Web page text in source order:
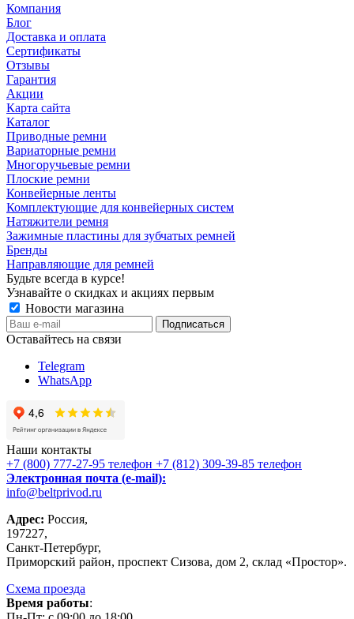
Компания
Блог
Доставка и оплата
Сертификаты
Отзывы
Гарантия
Акции
Карта сайта
Каталог
Приводные ремни
Вариаторные ремни
Многоручьевые ремни
Плоские ремни
Конвейерные ленты
Комплектующие для конвейерных систем
Натяжители ремня
Зажимные пластины для зубчатых ремней
Бренды
Направляющие для ремней
Будьте всегда в курсе!
Узнавайте о скидках и акциях первым
Новости магазина
Оставайтесь на связи
Telegram
WhatsApp
Наши контакты
+7 (800) 777-27-95 телефон +7 (812) 309-39-85 телефон
Электронная почта (e-mail):
info@beltprivod.ru
Адрес: Россия,
197227,
Санкт-Петербург,
Приморский район, проспект Сизова, дом 2, склад «Простор».
Схема проезда
Время работы: